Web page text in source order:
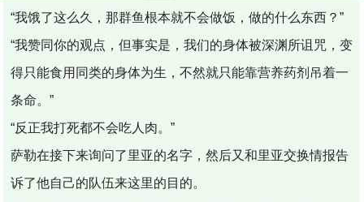
“我饿了这么久，那群鱼根本就不会做饭，做的什么东西？”
“我赞同你的观点，但事实是，我们的身体被深渊所诅咒，变
得只能食用同类的身体为生，不然就只能靠营养药剂吊着一
条命。”
“反正我打死都不会吃人肉。”
萨勒在接下来询问了里亚的名字，然后又和里亚交换情报告
诉了他自己的队伍来这里的目的。